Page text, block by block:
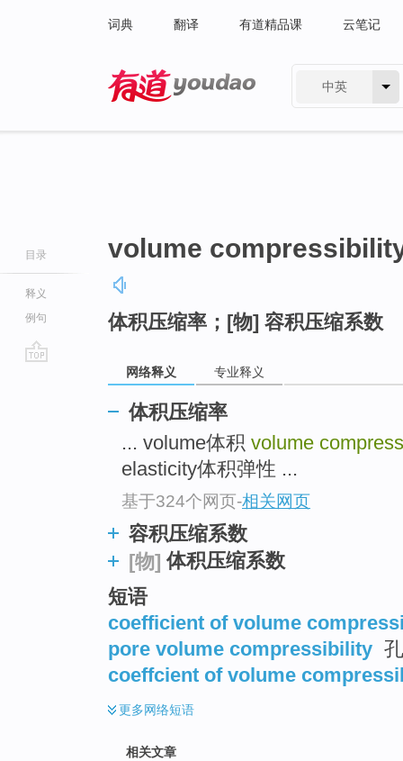
词典 翻译 有道精品课 云笔记
中英
目录
释义
例句
volume
体积压缩率；[物] 容积压缩系数
网络释义 专业释义
体积压缩率
... volume体积 volume
elasticity体积弹性 ...
基于324个网页-相关网页
容积压缩系数
[物] 体积压缩系数
短语
coefficient of volume
pore volume compressibility
coeffcient of volume
更多网络短语
相关文章